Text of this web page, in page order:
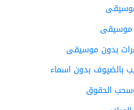
بدون موسيقى
بالضيوف بدون اسماء
الحقوق